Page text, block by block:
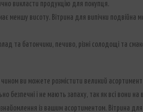
викласти продукцію для покупця.
меншу висоту. Вітрина для випічки
та батончики, печиво, різні солодощі та
ви можете розмістити великий
безпечні і не мають запаху, так як всі вони на
із вашим асортиментом. Вітрина